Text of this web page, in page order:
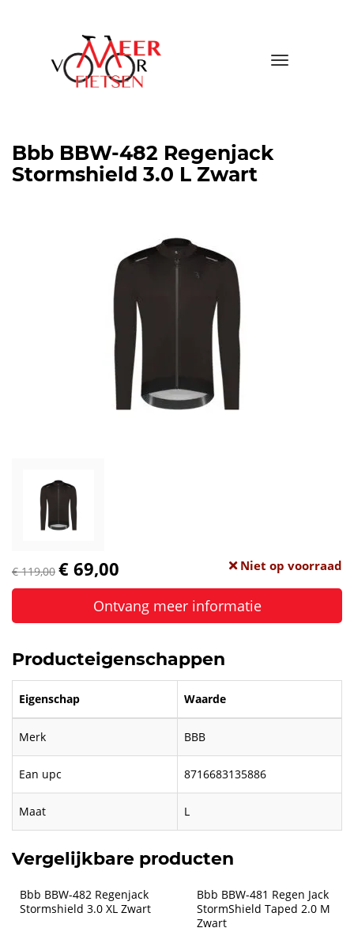
Toggle
Bbb BBW-482 Regenjack
Stormshield 3.0 L Zwart
€ 119,00 € 69,00 Niet op voorraad
Ontvang meer informatie
Producteigenschappen
Eigenschap Waarde
Merk BBB
Ean upc 8716683135886
Maat L
Vergelijkbare producten
Bbb BBW-482 Regenjack
Stormshield 3.0 XL Zwart
Bbb BBW-481 Regen Jack
StormShield Taped 2.0 M
Zwart